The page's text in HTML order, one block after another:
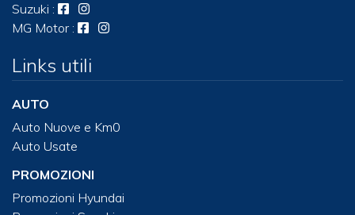
Suzuki :
MG Motor :
Links utili
AUTO
Auto Nuove e Km0
Auto Usate
PROMOZIONI
Promozioni Hyundai